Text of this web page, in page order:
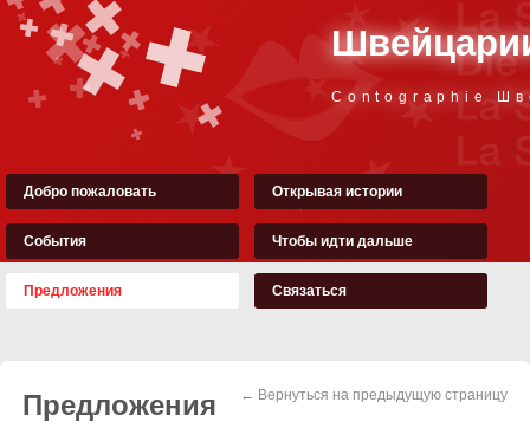
Contographie
Добро пожаловать Открывая истории
События Чтобы идти дальше
Предложения Связаться
← Вернуться на предыдущую страницу
Предложения